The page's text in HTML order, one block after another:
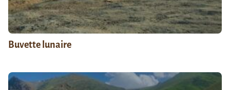
Buvette lunaire